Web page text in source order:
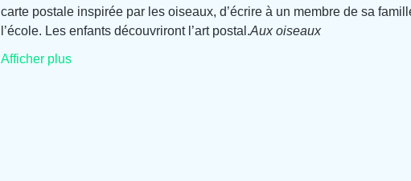
carte postale inspirée par les oiseaux, d’écrire à un membre de sa
l’école. Les enfants découvriront l’art postal.Aux oiseaux
Afficher plus